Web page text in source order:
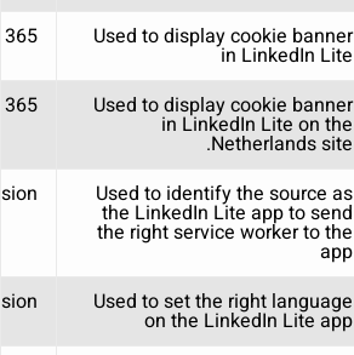
Used to display cookie banner
in LinkedIn Lite
365 days
Used to display cookie banner
in LinkedIn Lite on the
Netherlands site.
365 days
Used to identify the source as
the LinkedIn Lite app to send
the right service worker to the
app
Used to set the right language
on the LinkedIn Lite app